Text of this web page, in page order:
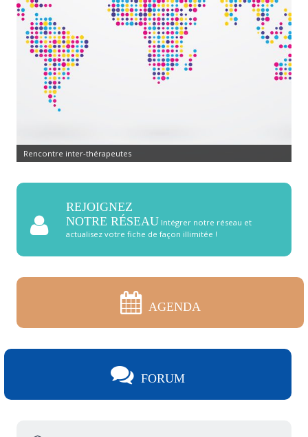
Rencontre inter-thérapeutes
REJOIGNEZ
NOTRE RÉSEAU Intégrer notre réseau et
actualisez votre fiche de façon illimitée !
AGENDA
FORUM